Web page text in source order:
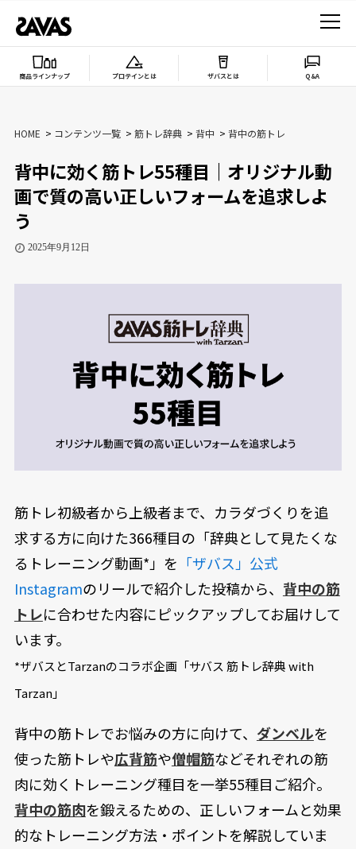
商品ラインナップ プロテインとは ザバスとは Q&A
HOME コンテンツ一覧 筋トレ辞典 背中 背中の筋トレ
背中に効く筋トレ55種目｜オリジナル動
画で質の高い正しいフォームを追求しよ
う
2025年9月12日
筋トレ初級者から上級者まで、カラダづくりを追
求する方に向けた366種目の「辞典として見たくな
るトレーニング動画*」を 「ザバス」公式
Instagramのリールで紹介した投稿から、 背中の筋
トレに合わせた内容にピックアップしてお届けして
います。
*ザバスとTarzanのコラボ企画「サバス 筋トレ辞典 with
Tarzan」
背中の筋トレでお悩みの方に向けて、 ダンベルを
使った筋トレや広背筋や僧帽筋などそれぞれの筋
肉に効くトレーニング種目を一挙55種目ご紹介。
背中の筋肉を鍛えるための、正しいフォームと効果
的なトレーニング方法・ポイントを解説していま